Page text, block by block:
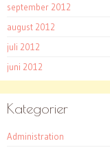
september 2012
august 2012
juli 2012
juni 2012
Kategorier
Administration